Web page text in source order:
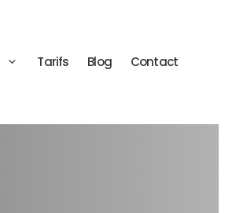
Tarifs Blog Contact